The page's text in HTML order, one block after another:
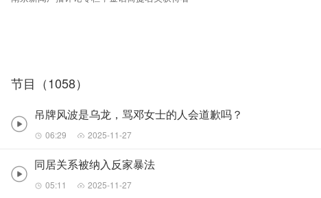
节目（1058）
吊牌风波是乌龙，骂邓女士的人会道歉吗？
06:29 2025-11-27
同居关系被纳入反家暴法
05:11 2025-11-27